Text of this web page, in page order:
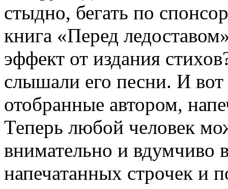
стыдно, бегать по
книга «Перед
эффект от издания
слышали его песни. И вот
отобранные автором,
Теперь любой человек
внимательно и вдумчиво
напечатанных строчек и